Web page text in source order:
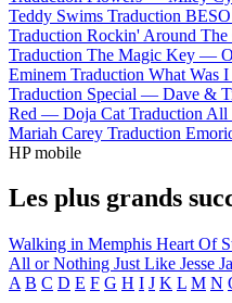
Teddy Swims Traduction
Traduction Rockin' Around
Traduction The Magic Key —
Eminem Traduction What Was
Traduction Special — Dave &
Red — Doja Cat Traduction
Mariah Carey Traduction
HP mobile
Les plus grands
Walking in Memphis Heart Of
All or Nothing Just Like Jesse
A B C D E F G H I J K L M N